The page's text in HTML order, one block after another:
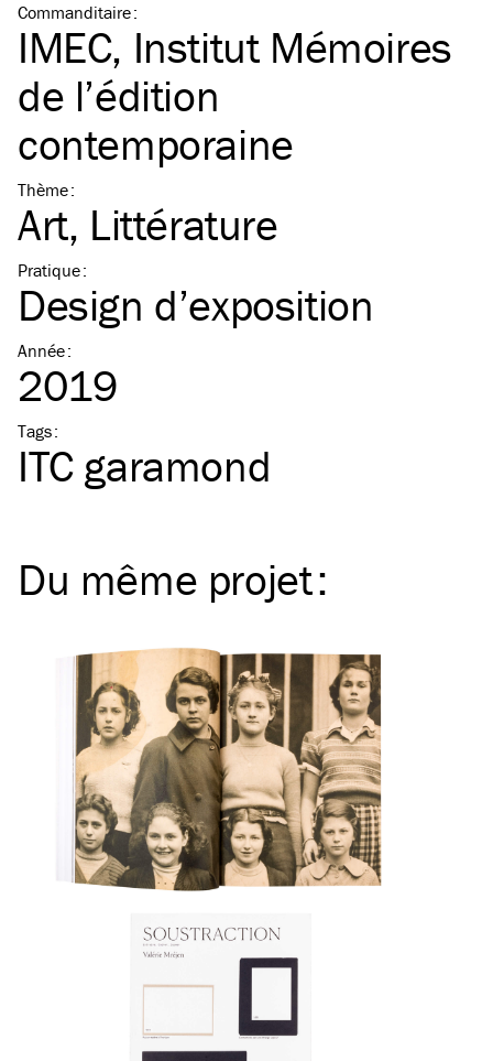
Commanditaire:
IMEC, Institut Mémoires
de l’édition
contemporaine
Thème:
Art Littérature
Pratique:
Design d’exposition
Année:
2019
Tags:
ITCgaramond
Du même projet: